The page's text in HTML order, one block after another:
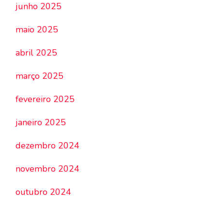
junho 2025
maio 2025
abril 2025
março 2025
fevereiro 2025
janeiro 2025
dezembro 2024
novembro 2024
outubro 2024